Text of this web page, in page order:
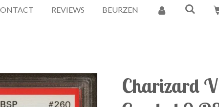
REVIEWS BEURZEN
Charizard